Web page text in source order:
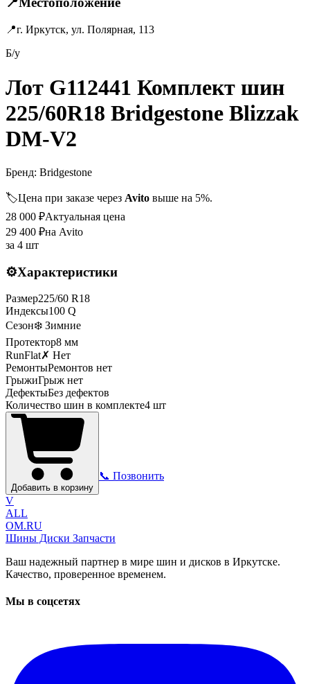
📍г. Иркутск, ул. Полярная, 113
Б/у
Лот G112441 Комплект шин
225/60R18 Bridgestone Blizzak
DM-V2
Бренд: Bridgestone
🏷️Цена при заказе через Avito выше на 5%.
28 000 ₽Актуальная цена
29 400 ₽на Avito
за 4 шт
⚙️Характеристики
Размер225/60 R18
Индексы100 Q
Сезон❄️ Зимние
Протектор8 мм
RunFlat✗ Нет
РемонтыРемонтов нет
ГрыжиГрыж нет
ДефектыБез дефектов
Количество шин в комплекте4 шт
Добавить в корзину
📞 Позвонить
V
ALL
OM.RU
Шины Диски Запчасти
Ваш надежный партнер в мире шин и дисков в Иркутске.
Качество, проверенное временем.
Мы в соцсетях